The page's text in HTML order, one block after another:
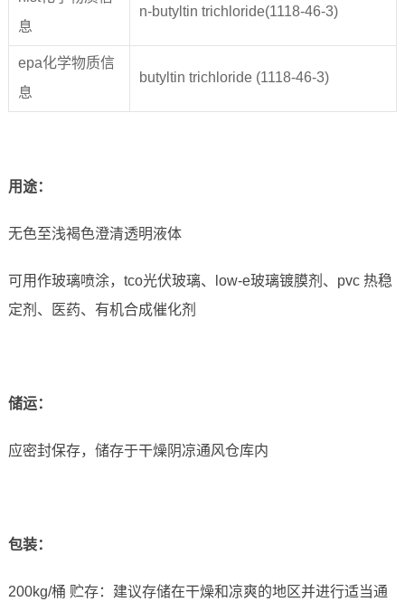
息
n-butyltin trichloride(1118-46-3)
epa化学物质信
息
butyltin trichloride (1118-46-3)
用途：
无色至浅褐色澄清透明液体
可用作玻璃喷涂，tco光伏玻璃、low-e玻璃镀膜剂、pvc 热稳
定剂、医药、有机合成催化剂
储运：
应密封保存，储存于干燥阴凉通风仓库内
包装：
200kg/桶 贮存：建议存储在干燥和凉爽的地区并进行适当通